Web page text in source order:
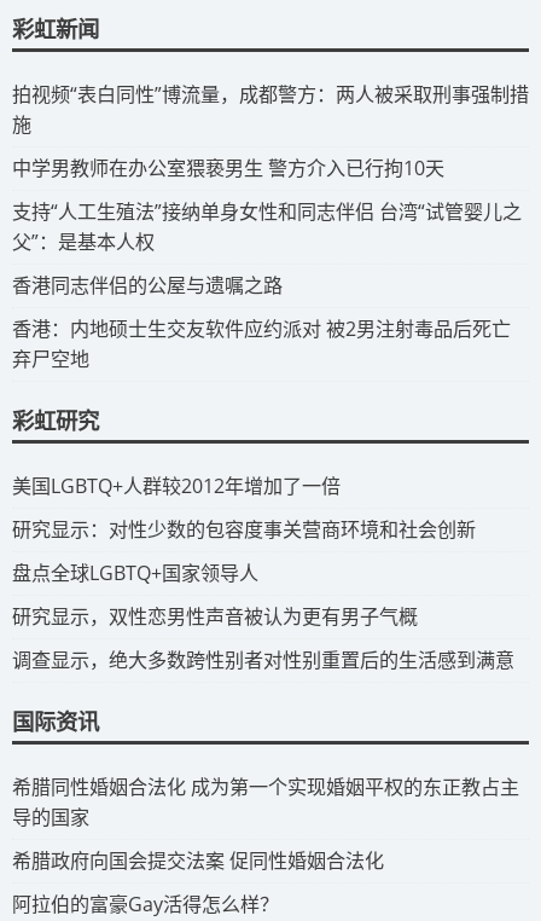
彩虹新闻
拍视频“表白同性”博流量，成都警方：两人被采取刑事强制措
施
​中学男教师在办公室猥亵男生 警方介入已行拘10天
​支持“人工生殖法”接纳单身女性和同志伴侣 台湾“试管婴儿之
父”：是基本人权
​香港同志伴侣的公屋与遗嘱之路
​香港：内地硕士生交友软件应约派对 被2男注射毒品后死亡
弃尸空地
彩虹研究
​美国LGBTQ+人群较2012年增加了一倍
​研究显示：对性少数的包容度事关营商环境和社会创新
​盘点全球LGBTQ+国家领导人
研究显示，双性恋男性声音被认为更有男子气概
调查显示，绝大多数跨性别者对性别重置后的生活感到满意
国际资讯
​希腊同性婚姻合法化 成为第一个实现婚姻平权的东正教占主
导的国家
​希腊政府向国会提交法案 促同性婚姻合法化
​阿拉伯的富豪Gay活得怎么样？